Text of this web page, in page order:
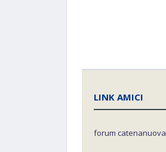
LINK AMICI
forum catenanuova